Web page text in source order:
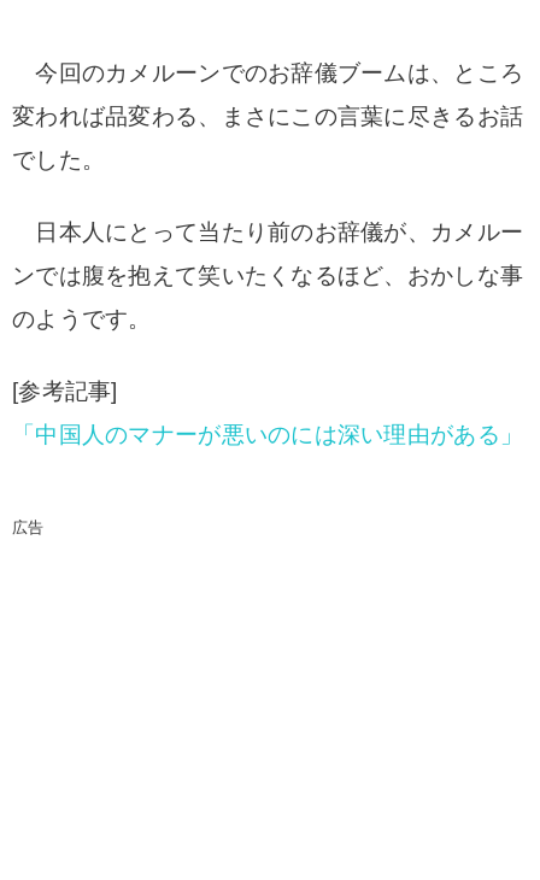
今回のカメルーンでのお辞儀ブームは、ところ
変われば品変わる、まさにこの言葉に尽きるお話
でした。
日本人にとって当たり前のお辞儀が、カメルー
ンでは腹を抱えて笑いたくなるほど、おかしな事
のようです。
[参考記事]
「中国人のマナーが悪いのには深い理由がある」
広告